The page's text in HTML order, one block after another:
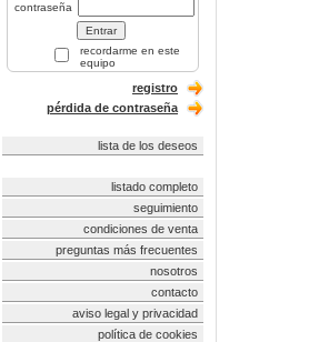
contraseña
recordarme en este
equipo
registro
pérdida de contraseña
lista de los deseos
listado completo
seguimiento
condiciones de venta
preguntas más frecuentes
nosotros
contacto
aviso legal y privacidad
política de cookies